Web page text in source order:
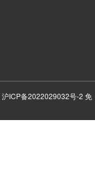
沪ICP备2022029032号-2 免